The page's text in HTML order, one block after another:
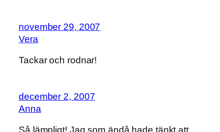
november 29, 2007
Vera
Tackar och rodnar!
december 2, 2007
Anna
Så lämpligt! Jag som ändå hade tänkt att